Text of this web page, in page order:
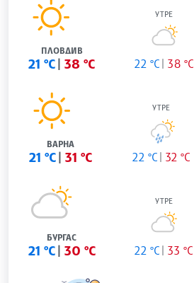
ПЛОВДИВ
21 °C 38 °C
УТРЕ
22 °C 38 °C
ВАРНА
21 °C 31 °C
УТРЕ
22 °C 32 °C
БУРГАС
21 °C 30 °C
УТРЕ
22 °C 33 °C